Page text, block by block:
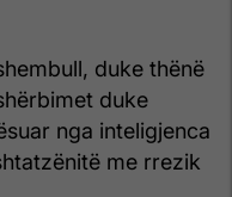
duke thënë
duke
nga inteligjenca
me rrezik